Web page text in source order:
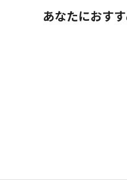
あなたにおす